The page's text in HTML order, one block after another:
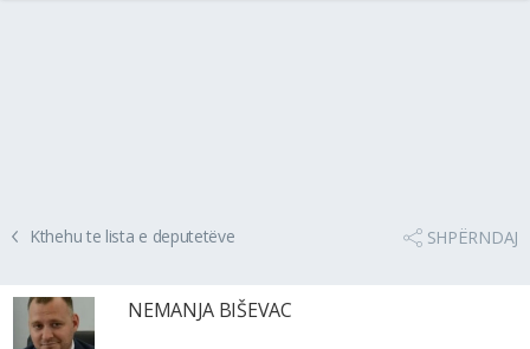
Kthehu te lista e deputetëve SHPËRNDAJ
NEMANJA BIŠEVAC